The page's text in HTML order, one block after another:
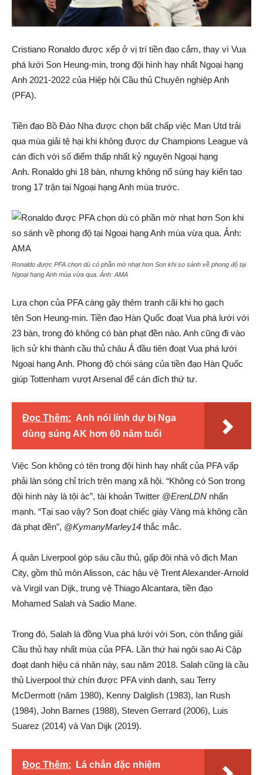
Cristiano Ronaldo được xếp ở vị trí tiền đạo cắm, thay vì Vua
phá lưới Son Heung-min, trong đội hình hay nhất Ngoại hạng
Anh 2021-2022 của Hiệp hội Cầu thủ Chuyên nghiệp Anh
(PFA).
Tiền đạo Bồ Đào Nha được chọn bất chấp việc Man Utd trải
qua mùa giải tệ hại khi không được dự Champions League và
cán đích với số điểm thấp nhất kỷ nguyên Ngoại hạng
Anh. Ronaldo ghi 18 bàn, nhưng không nổ súng hay kiến tạo
trong 17 trận tại Ngoại hạng Anh mùa trước.
Ronaldo được PFA chọn dù có phần mờ nhạt hơn Son khi so sánh về phong độ tại
Ngoại hạng Anh mùa vừa qua. Ảnh:AMA
Lựa chọn của PFA càng gây thêm tranh cãi khi họ gạch
tên Son Heung-min. Tiền đạo Hàn Quốc đoạt Vua phá lưới với
23 bàn, trong đó không có bàn phạt đền nào. Anh cũng đi vào
lịch sử khi thành cầu thủ châu Á đầu tiên đoạt Vua phá lưới
Ngoại hạng Anh. Phong độ chói sáng của tiền đạo Hàn Quốc
giúp Tottenham vượt Arsenal để cán đích thứ tư.
Đọc Thêm: Anh nói lính dự bị Nga
dùng súng AK hơn 60 năm tuổi
Việc Son không có tên trong đội hình hay nhất của PFA vấp
phải làn sóng chỉ trích trên mạng xã hội. “Không có Son trong
đội hình này là tội ác”, tài khoản Twitter @ErenLDN nhấn
mạnh. “Tại sao vậy? Son đoạt chiếc giày Vàng mà không cần
đá phạt đền”, @KymanyMarley14 thắc mắc.
Á quân Liverpool góp sáu cầu thủ, gấp đôi nhà vô địch Man
City, gồm thủ môn Alisson, các hậu vệ Trent Alexander-Arnold
và Virgil van Dijk, trung vệ Thiago Alcantara, tiền đạo
Mohamed Salah và Sadio Mane.
Trong đó, Salah là đồng Vua phá lưới với Son, còn thắng giải
Cầu thủ hay nhất mùa của PFA. Lần thứ hai ngôi sao Ai Cập
đoạt danh hiệu cá nhân này, sau năm 2018. Salah cũng là cầu
thủ Liverpool thứ chín được PFA vinh danh, sau Terry
McDermott (năm 1980), Kenny Dalglish (1983), Ian Rush
(1984), John Barnes (1988), Steven Gerrard (2006), Luis
Suarez (2014) và Van Dijk (2019).
Đọc Thêm:
Lá chắn đặc nhiệm